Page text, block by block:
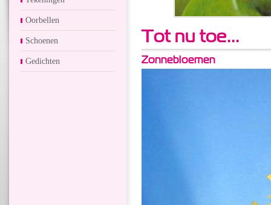
Oorbellen
Schoenen
Gedichten
Tot nu toe...
Zonnebloemen